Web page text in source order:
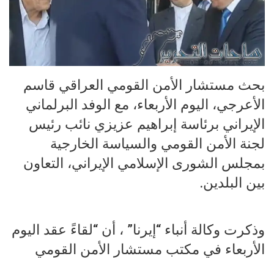
بحث مستشار الأمن القومي العراقي قاسم
الأعرجي، اليوم الأربعاء، مع الوفد البرلماني
الإيراني برئاسة إبراهيم عزيزي نائب رئيس
لجنة الأمن القومي والسياسة الخارجية
بمجلس الشورى الإسلامي الإيراني، التعاون
بين البلدين.
وذكرت وكالة أنباء “إيرنا” ، أن “لقاءً عقد اليوم
الأربعاء في مكتب مستشار الأمن القومي